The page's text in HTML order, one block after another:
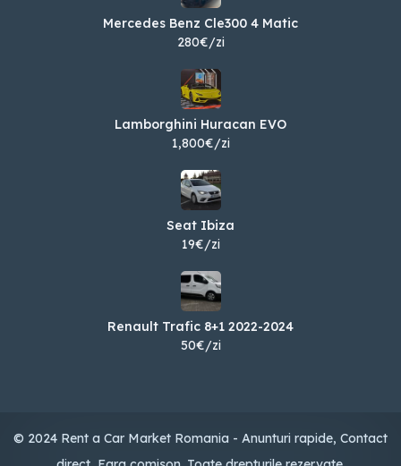
Mercedes Benz Cle300 4 Matic
280€/zi
Lamborghini Huracan EVO
1,800€/zi
Seat Ibiza
19€/zi
Renault Trafic 8+1 2022-2024
50€/zi
© 2024 Rent a Car Market Romania - Anunturi rapide, Contact